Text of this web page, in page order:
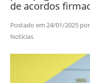
de acordos
Postado em 24/01/2025por
Notícias